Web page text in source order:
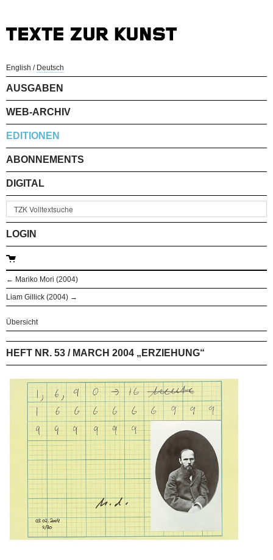
English / Deutsch
AUSGABEN
WEB-ARCHIV
EDITIONEN
ABONNEMENTS
DIGITAL
LOGIN
← Mariko Mori (2004)
Liam Gillick (2004) →
Übersicht
HEFT NR. 53 / MARCH 2004 „ERZIEHUNG“